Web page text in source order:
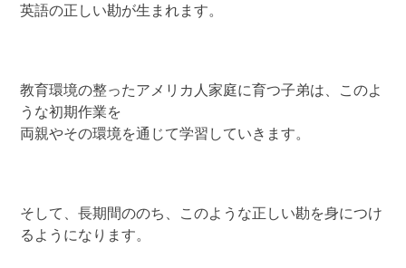
英語の正しい勘が生まれます。
教育環境の整ったアメリカ人家庭に育つ子弟は、このよ
うな初期作業を
両親やその環境を通じて学習していきます。
そして、長期間ののち、このような正しい勘を身につけ
るようになります。